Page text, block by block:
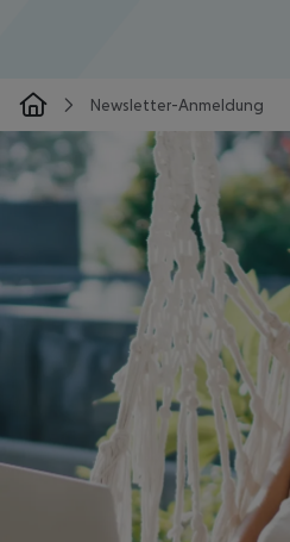
Newsletter-Anmeldung